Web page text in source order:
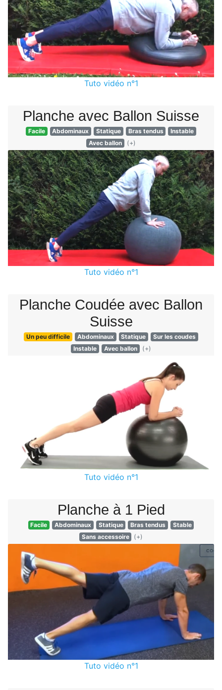
Tuto vidéo n°1
Planche avec Ballon Suisse
Facile Abdominaux Statique Bras tendus
Instable
Avec ballon
(+)
Tuto vidéo n°1
Planche Coudée avec Ballon
Suisse
Un peu difficile Abdominaux Statique
Sur les coudes
Instable
Avec ballon (+)
Tuto vidéo n°1
Planche à 1 Pied
Facile Abdominaux Statique Bras tendus
Stable
Sans accessoire
(+)
Tuto vidéo n°1